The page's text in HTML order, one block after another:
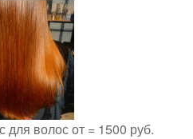
волос от = 1500 руб.